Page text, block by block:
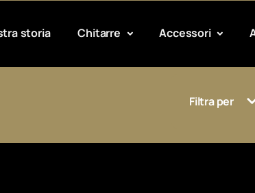
storia Chitarre Accessori
Filtra per